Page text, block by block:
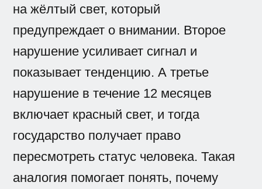
на жёлтый свет, который
предупреждает о внимании. Второе
нарушение усиливает сигнал и
показывает тенденцию. А третье
нарушение в течение 12 месяцев
включает красный свет, и тогда
государство получает право
пересмотреть статус человека. Такая
аналогия помогает понять, почему